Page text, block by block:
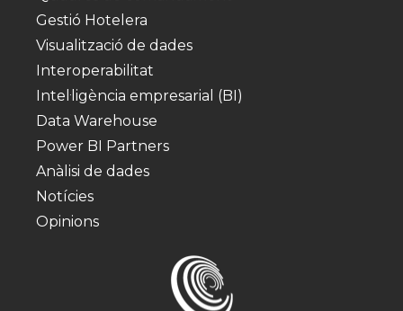
Gestió Hotelera
Visualització de dades
Interoperabilitat
Intel·ligència empresarial (BI)
Data Warehouse
Power BI Partners
Anàlisi de dades
Notícies
Opinions